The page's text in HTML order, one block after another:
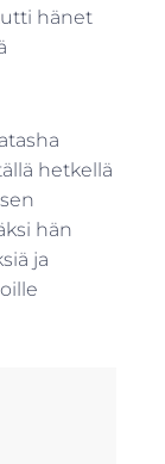
hänet
hetkellä
hän
ja